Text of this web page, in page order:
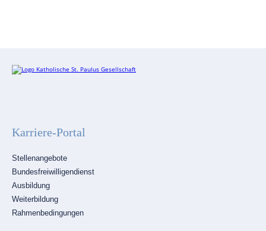
Karriere-Portal
Navigation
überspringen
Stellenangebote
Bundesfreiwilligendienst
Ausbildung
Weiterbildung
Rahmenbedingungen